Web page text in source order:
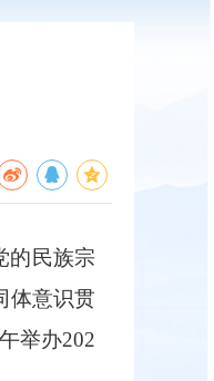
的民族宗
体意识贯
举办202